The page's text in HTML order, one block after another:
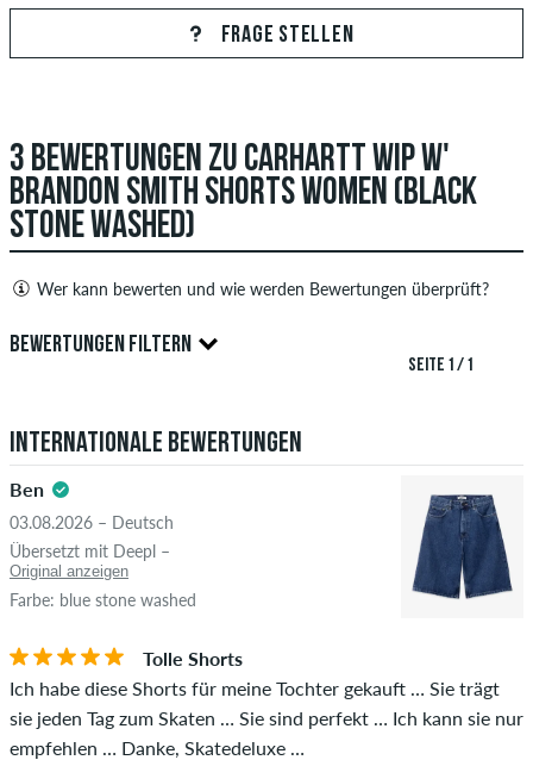
FRAGE STELLEN
3 BEWERTUNGEN ZU CARHARTT WIP W'
BRANDON SMITH SHORTS WOMEN (BLACK
STONE WASHED)
Wer kann bewerten und wie werden Bewertungen überprüft?
Nur Personen mit einem skatedeluxe Kundenkonto können
Bewertungen abgeben. Diese werden erst nach unserer
beleidigenden oder obszönen Inhalten sowie Bewertungen,
die geltendes Recht oder Urheberrechte verletzen oder Spam
und Fremdwerbung enthalten, werden nicht veröffentlicht.
Die Sternebewertung des Artikels ist der Durchschnitt aller
Bewertungen.
Artikel wirklich gekauft hat, erkennst du am grünen Haken
neben dem Namen mit dem Zusatz "Verifizierter Kauf". Bei
diesen Personen wurde der Kauf anhand ihrer Bestellungen
überprüft. Bei Bewertungen ohne grünen Haken, können wir
BEWERTUNGEN FILTERN
5.0
STERNE
SEITE 1 / 1
Internationale Bewertungen
Ben
03.08.2026 – Deutsch
Übersetzt mit Deepl –
Original anzeigen
Farbe: blue stone washed
Tolle Shorts
Ich habe diese Shorts für meine Tochter gekauft … Sie trägt
sie jeden Tag zum Skaten … Sie sind perfekt … Ich kann sie nur
empfehlen … Danke, Skatedeluxe …